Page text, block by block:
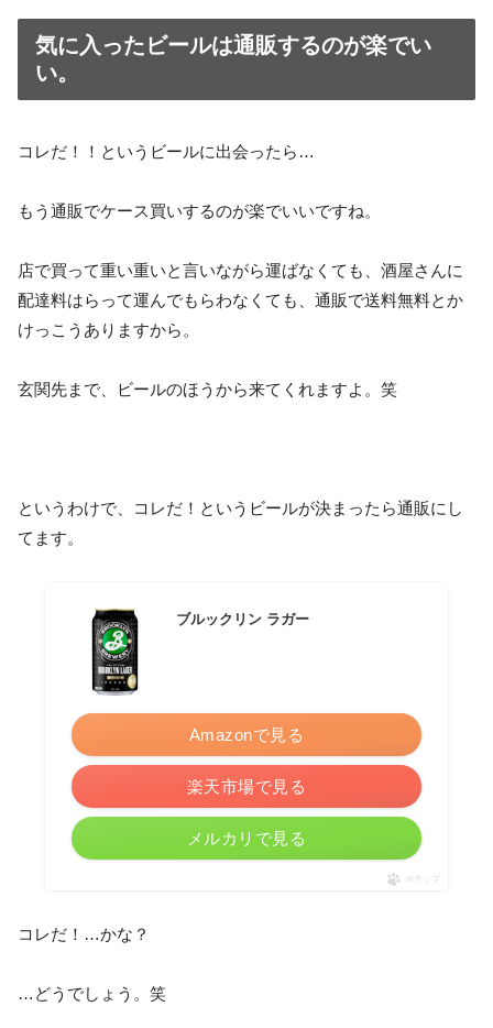
気に入ったビールは通販するのが楽でい
い。
コレだ！！というビールに出会ったら…
もう通販でケース買いするのが楽でいいですね。
店で買って重い重いと言いながら運ばなくても、酒屋さんに
配達料はらって運んでもらわなくても、通販で送料無料とか
けっこうありますから。
玄関先まで、ビールのほうから来てくれますよ。笑
というわけで、コレだ！というビールが決まったら通販にし
てます。
ブルックリン ラガー
Amazonで見る
楽天市場で見る
メルカリで見る
ポチップ
コレだ！…かな？
…どうでしょう。笑